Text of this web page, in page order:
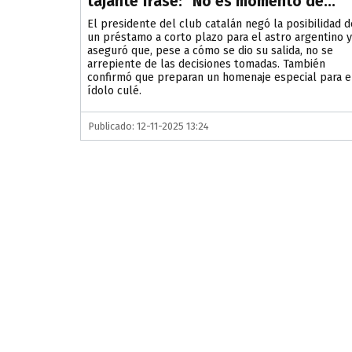
El presidente del club catalán negó la posibilidad
un préstamo a corto plazo para el astro argentino y
aseguró que, pese a cómo se dio su salida, no se
arrepiente de las decisiones tomadas. También
confirmó que preparan un homenaje especial para
ídolo culé.
Publicado: 12-11-2025 13:24